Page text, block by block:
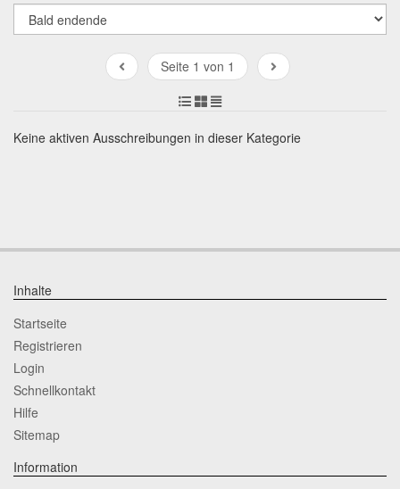
Seite 1 von 1
Keine aktiven Ausschreibungen in dieser Kategorie
Inhalte
Startseite
Registrieren
Login
Schnellkontakt
Hilfe
Sitemap
Information